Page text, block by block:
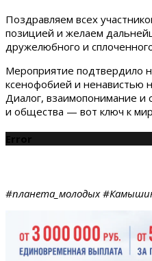
Поздравляем всех
позицией и желаем
дружелюбного и
Мероприятие подтвердило
ксенофобией и ненавистью
Диалог, взаимопонимание и
и общества — вот ключ к
Error
#планета_молодых